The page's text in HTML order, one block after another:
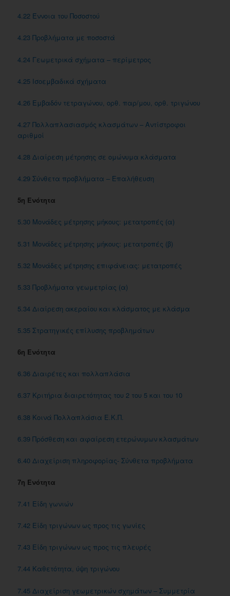
4.22 Έννοια του Ποσοστού
4.23 Προβλήματα με ποσοστά
4.24 Γεωμετρικά σχήματα – περίμετρος
4.25 Iσοεμβαδικά σχήματα
4.26 Εμβαδόν τετραγώνου, ορθ. παρ/μου, ορθ. τριγώνου
4.27 Πολλαπλασιασμός κλασμάτων – Αντίστροφοι
αριθμοί
4.28 Διαίρεση μέτρησης σε ομώνυμα κλάσματα
4.29 Σύνθετα προβλήματα – Επαλήθευση
5η Ενότητα
5.30 Mονάδες μέτρησης μήκους: μετατροπές (α)
5.31 Μονάδες μέτρησης μήκους: μετατροπές (β)
5.32 Μονάδες μέτρησης επιφάνειας: μετατροπές
5.33 Προβλήματα γεωμετρίας (α)
5.34 Διαίρεση ακεραίου και κλάσματος με κλάσμα
5.35 Στρατηγικές επίλυσης προβλημάτων
6η Ενότητα
6.36 Διαιρέτες και πολλαπλάσια
6.37 Κριτήρια διαιρετότητας του 2 του 5 και του 10
6.38 Kοινά Πολλαπλάσια E.K.Π.
6.39 Πρόσθεση και αφαίρεση ετερώνυμων κλασμάτων
6.40 Διαχείριση πληροφορίας- Σύνθετα προβλήματα
7η Ενότητα
7.41 Είδη γωνιών
7.42 Είδη τριγώνων ως προς τις γωνίες
7.43 Είδη τριγώνων ως προς τις πλευρές
7.44 Kαθετότητα, ύψη τριγώνου
7.45 Διαχείριση γεωμετρικών σχημάτων – Συμμετρία